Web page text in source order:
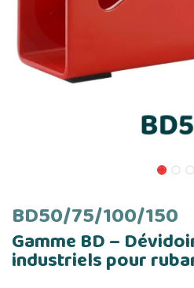
BD50/75/100/150
Gamme BD –
industriels pour